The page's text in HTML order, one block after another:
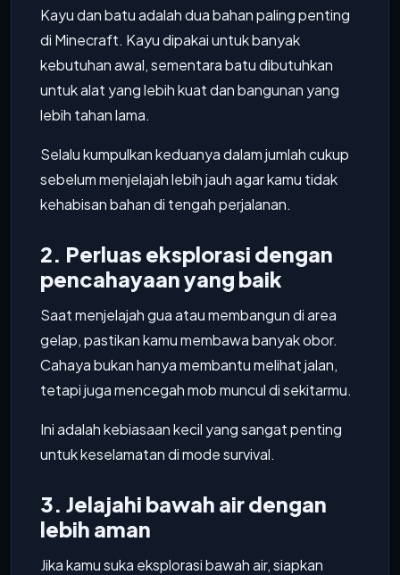
Kayu dan batu adalah dua bahan paling penting
di Minecraft. Kayu dipakai untuk banyak
kebutuhan awal, sementara batu dibutuhkan
untuk alat yang lebih kuat dan bangunan yang
lebih tahan lama.
Selalu kumpulkan keduanya dalam jumlah cukup
sebelum menjelajah lebih jauh agar kamu tidak
kehabisan bahan di tengah perjalanan.
2. Perluas eksplorasi dengan
pencahayaan yang baik
Saat menjelajah gua atau membangun di area
gelap, pastikan kamu membawa banyak obor.
Cahaya bukan hanya membantu melihat jalan,
tetapi juga mencegah mob muncul di sekitarmu.
Ini adalah kebiasaan kecil yang sangat penting
untuk keselamatan di mode survival.
3. Jelajahi bawah air dengan
lebih aman
Jika kamu suka eksplorasi bawah air, siapkan